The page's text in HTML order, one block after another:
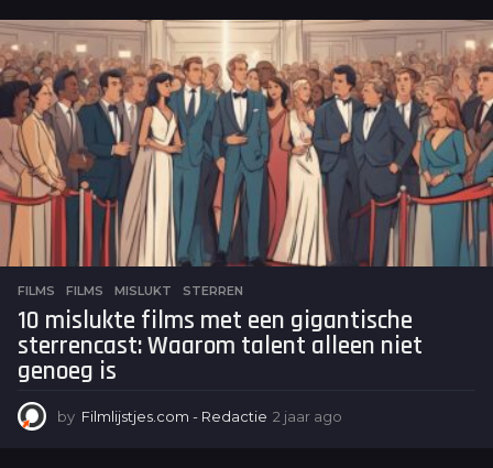
FILMS FILMS ,MISLUKT ,STERREN
10 mislukte films met een gigantische
sterrencast: Waarom talent alleen niet
genoeg is
by Filmlijstjes.com - Redactie 2 jaar ago